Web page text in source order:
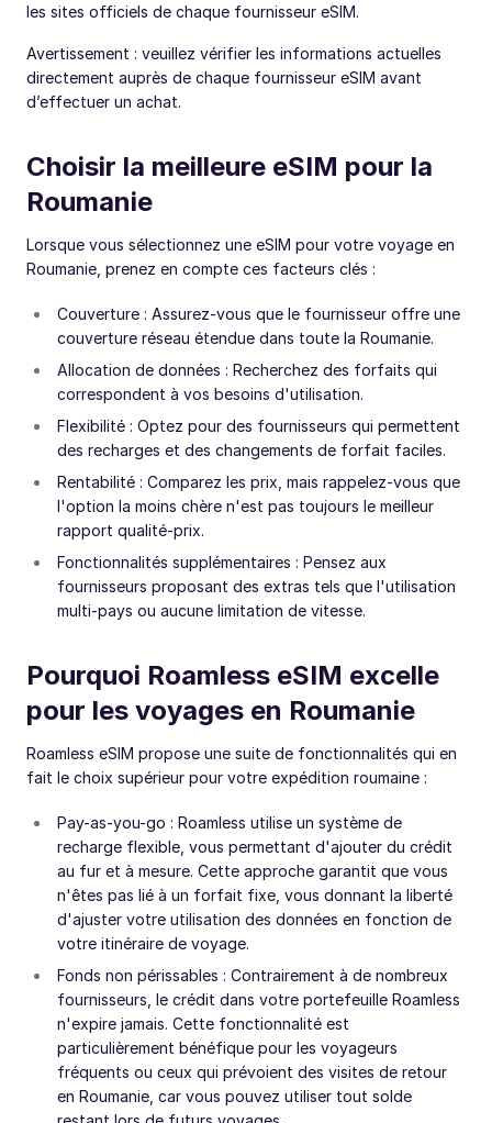
les sites officiels de chaque fournisseur eSIM.
Avertissement : veuillez vérifier les informations actuelles
directement auprès de chaque fournisseur eSIM avant
d’effectuer un achat.
Choisir la meilleure eSIM pour la
Roumanie
Lorsque vous sélectionnez une eSIM pour votre voyage en
Roumanie, prenez en compte ces facteurs clés :
Couverture : Assurez-vous que le fournisseur offre une
couverture réseau étendue dans toute la Roumanie.
Allocation de données : Recherchez des forfaits qui
correspondent à vos besoins d'utilisation.
Flexibilité : Optez pour des fournisseurs qui permettent
des recharges et des changements de forfait faciles.
Rentabilité : Comparez les prix, mais rappelez-vous que
l'option la moins chère n'est pas toujours le meilleur
rapport qualité-prix.
Fonctionnalités supplémentaires : Pensez aux
fournisseurs proposant des extras tels que l'utilisation
multi-pays ou aucune limitation de vitesse.
Pourquoi Roamless eSIM excelle
pour les voyages en Roumanie
Roamless eSIM propose une suite de fonctionnalités qui en
fait le choix supérieur pour votre expédition roumaine :
Pay-as-you-go : Roamless utilise un système de
recharge flexible, vous permettant d'ajouter du crédit
au fur et à mesure. Cette approche garantit que vous
n'êtes pas lié à un forfait fixe, vous donnant la liberté
d'ajuster votre utilisation des données en fonction de
votre itinéraire de voyage.
Fonds non périssables : Contrairement à de nombreux
fournisseurs, le crédit dans votre portefeuille Roamless
n'expire jamais. Cette fonctionnalité est
particulièrement bénéfique pour les voyageurs
fréquents ou ceux qui prévoient des visites de retour
en Roumanie, car vous pouvez utiliser tout solde